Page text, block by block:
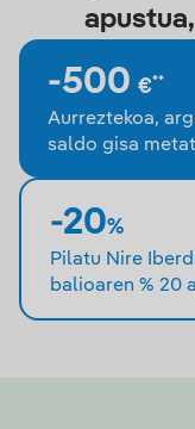
Pilatu Nire
balioaren % 20
-20%
-500 €**
Aurreztekoa,
saldo gisa